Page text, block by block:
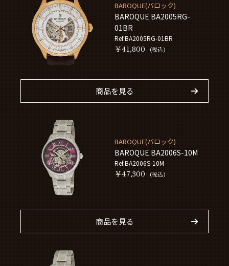
BAROQUE(バロック)
BAROQUE BA2005RG-
01BR
Ref.BA2005RG-01BR
￥41,800 (税込)
商品を見る
BAROQUE(バロック)
BAROQUE BA2006S-10M
Ref.BA2006S-10M
￥47,300 (税込)
商品を見る